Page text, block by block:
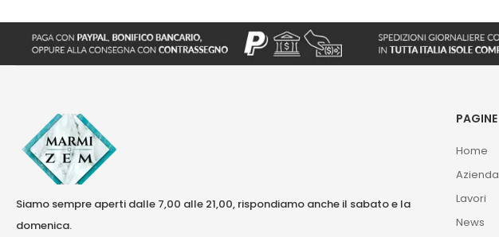
Siamo sempre aperti dalle 7,00 alle 21,00, rispondiamo anche il sabato e la
domenica.
PAGINE
Home
Azienda
Lavori
News